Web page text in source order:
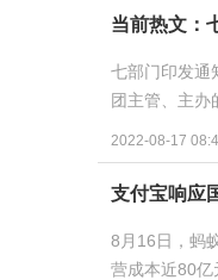
当前热文：
七部门印发通
团主管、主办
2022-08-17
支付宝响应
8月16日，蚂
营成本近80亿